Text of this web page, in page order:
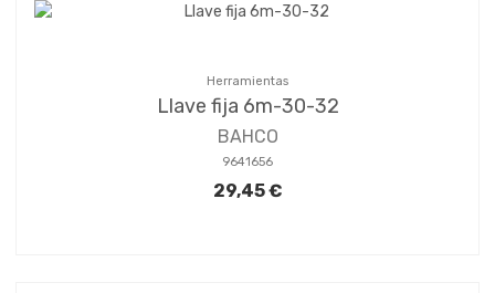
Herramientas
Llave fija 6m-30-32
BAHCO
9641656
29,45 €